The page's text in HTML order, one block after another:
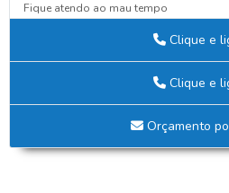
Fique atendo ao mau tempo
Guia Definitivo para Criar Projetos
Nova fachada da Leão Poços
O BARATO PODE LHE CUSTAR CARO
PALESTRA DE CONSCIENTIZAÇÃO
POÇO MAL INSTALADO SAÍ BARATO,
Clique e
Clique e
Orçamento